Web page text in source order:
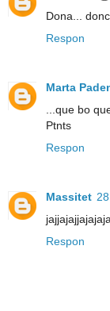
Dona...
Respon
Marta
...que bo
Ptnts
Respon
Massitet
Respon